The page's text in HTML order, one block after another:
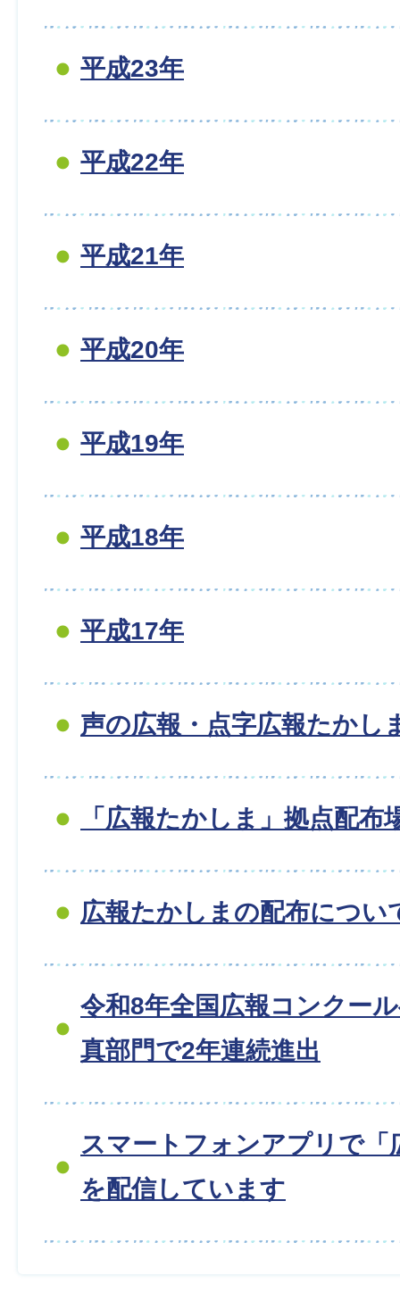
平成23年
平成22年
平成21年
平成20年
平成19年
平成18年
平成17年
声の広報・点字広報たかし
「広報たかしま」拠点配布
広報たかしまの配布につい
令和8年全国広報コンクー
真部門で2年連続進出
スマートフォンアプリで「
を配信しています